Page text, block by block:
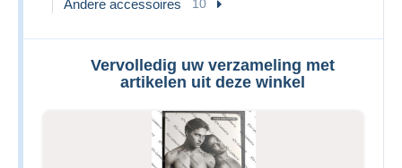
Andere accessoires 10
Vervolledig uw verzameling met
artikelen uit deze winkel